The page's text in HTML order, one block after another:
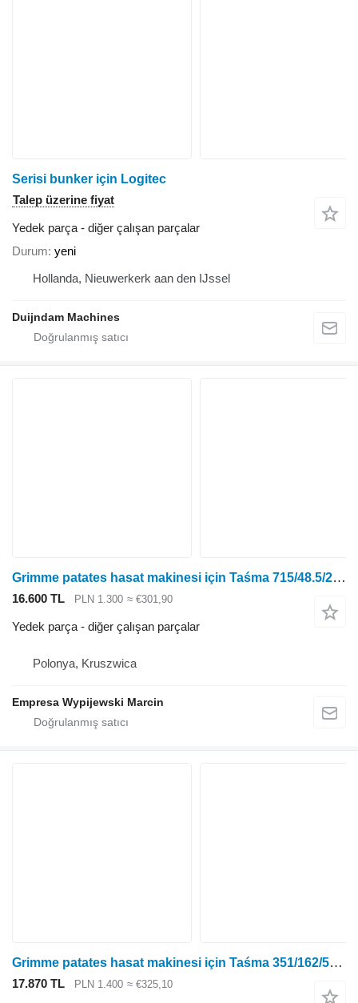
Serisi bunker için Logitec
Talep üzerine fiyat
Yedek parça - diğer çalışan parçalar
Durum yeni
Hollanda, Nieuwerkerk aan den IJssel
Duijndam Machines
Grimme patates hasat makinesi için Taśma 715/48.5/28 diğer çalışan parçalar
16.600 TL PLN 1.300 ≈ €301,90
Yedek parça - diğer çalışan parçalar
Polonya, Kruszwica
Empresa Wypijewski Marcin
Grimme patates hasat makinesi için Taśma 351/162/50 diğer çalışan parçalar
17.870 TL PLN 1.400 ≈ €325,10